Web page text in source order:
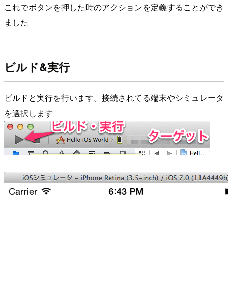
これでボタンを押した時のアクションを定義することができ
ました
ビルド&実行
ビルドと実行を行います。接続されてる端末やシミュレータ
を選択します